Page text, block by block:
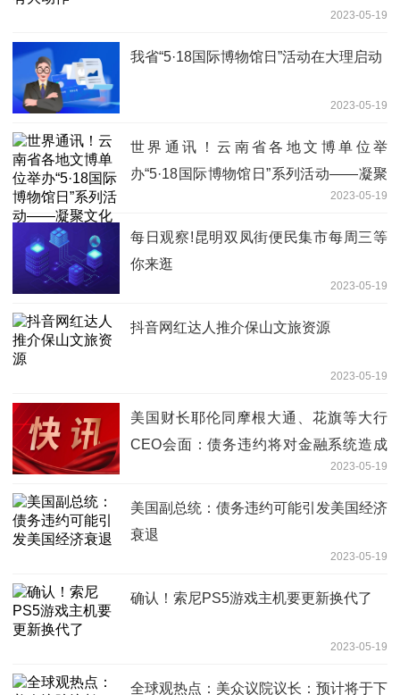
2023-05-19
我省“5·18国际博物馆日”活动在大理启动
2023-05-19
世界通讯！云南省各地文博单位举
办“5·18国际博物馆日”系列活动——凝聚
2023-05-19
每日观察!昆明双凤街便民集市每周三等
你来逛
2023-05-19
抖音网红达人推介保山文旅资源
2023-05-19
美国财长耶伦同摩根大通、花旗等大行
CEO会面：债务违约将对金融系统造成
2023-05-19
美国副总统：债务违约可能引发美国经济
衰退
2023-05-19
确认！索尼PS5游戏主机要更新换代了
2023-05-19
全球观热点：美众议院议长：预计将于下